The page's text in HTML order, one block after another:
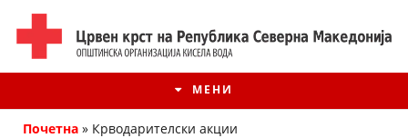
МЕНИ
Почетна » Крводарителски акции